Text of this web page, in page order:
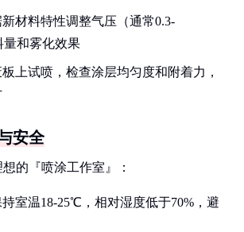
新材料特性调整气压（通常0.3-
量和雾化效果
板上试喷，检查涂层均匀度和附着力，
安全
的『喷涂工作室』：
持室温18-25℃，相对湿度低于70%，避